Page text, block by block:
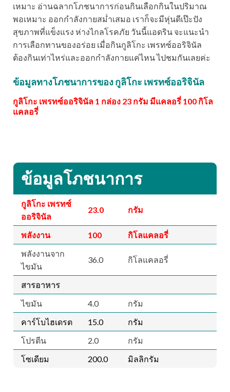
เหมาะ อ่านฉลากโภชนาการก่อนกินเลือกกินในปริมาณ
พอเหมาะ ออกกำลังกายสม่ำเสมอ เราก็จะมีหุ่นดีเป๊ะปัง
สุขภาพที่แข็งแรง ห่างไกลโรคภัย วันนี้แอดริน จะแนะนำ
การเลือกทานของอร่อย เมื่อกินกูลิโกะ เพรทซ์ออริจินัล
ต้องกินเท่าไหร่และออกกำลังกายแค่ไหน ไปชมกันเลยค่ะ
ข้อมูลทางโภชนาการของ กูลิโกะ เพรทซ์ออริจินัล
กูลิโกะ เพรทซ์ออริจินัล 1 กล่อง 23 กรัม มีแคลอรี่ 100 กิโล
แคลอรี่
ข้อมูลโภชนาการ
กูลิโกะ เพรทซ์
ออริจินัล
23.0 กรัม
พลังงาน 100
กิโลแคลอรี่
พลังงานจาก
ไขมัน
36.0 กิโลแคลอรี่
สารอาหาร
ไขมัน
4.0
กรัม
คาร์โบไฮเดรต
15.0
กรัม
โปรตีน
2.0
กรัม
โซเดียม
200.0 มิลลิกรัม